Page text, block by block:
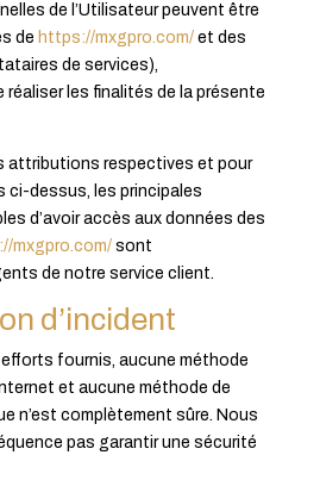
de l’Utilisateur peuvent être
de https://mxgpro.com/et des
de services),
réaliser les finalités de la présente
attributions respectives et pour
ci-dessus, les principales
d’avoir accès aux données des
mxgpro.com/sont
de notre service client.
d’incident
fournis, aucune méthode
et aucune méthode de
n’est complètement sûre. Nous
pas garantir une sécurité